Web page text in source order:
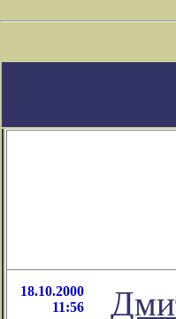
18.10.2000
11:56